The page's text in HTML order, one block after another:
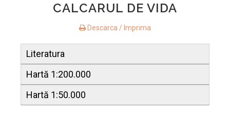
CALCARUL DE VIDA
Descarca / Imprima
Literatura
Hartă 1:200.000
Hartă 1:50.000